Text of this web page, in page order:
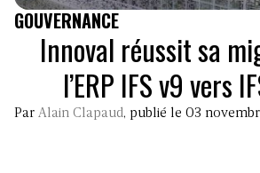
GOUVERNANCE
Innoval réussit sa
l’ERP IFS v9 vers
Par Alain Clapaud, publié le 03